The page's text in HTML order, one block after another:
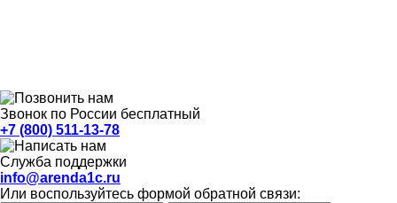
Звонок по России бесплатный
+7 (800) 511-13-78
Служба поддержки
info@arenda1c.ru
Или воспользуйтесь формой обратной связи: